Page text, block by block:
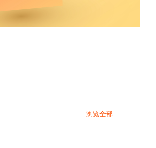
浏览全部